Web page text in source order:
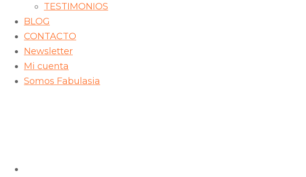
TESTIMONIOS
BLOG
CONTACTO
Newsletter
Mi cuenta
Somos Fabulasia